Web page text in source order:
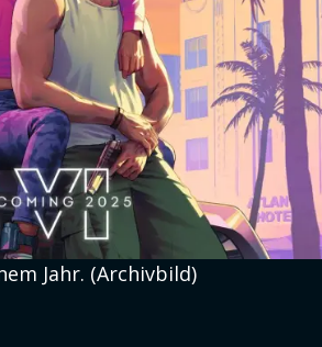
Jahr. (Archivbild)